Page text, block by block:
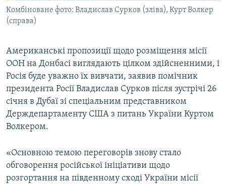
ІНФОГРАФІКА
ДОЛУЧАЙСЯ!
Усі сайти RFE/RL
Комбіноване фото: Владислав Сурков (зліва), Курт Волкер
(справа)
Американські пропозиції щодо розміщення місії
ООН на Донбасі виглядають цілком здійсненними, і
Росія буде уважно їх вивчати, заявив помічник
президента Росії Владислав Сурков після зустрічі 26
січня в Дубаї зі спеціальним представником
Держдепартаменту США з питань України Куртом
Волкером.
«Основною темою переговорів знову стало
обговорення російської ініціативи щодо
розгортання на південному сході України місії